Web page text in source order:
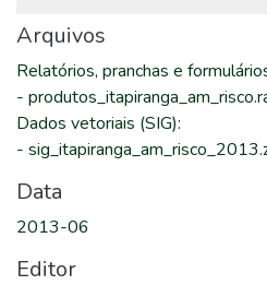
Arquivos
Relatórios, pranchas e
-
Dados vetoriais (SIG):
-
Data
2013-06
Editor